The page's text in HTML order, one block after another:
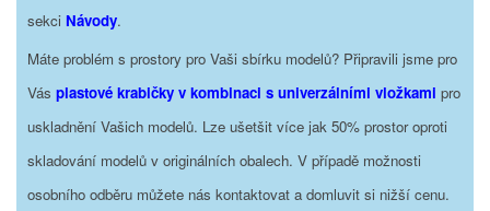
sekci Návody.
Máte problém s prostory pro Vaši sbírku modelů? Připravili jsme pro
Vás plastové krabičky v kombinaci s univerzálními vložkami pro
uskladnění Vašich modelů. Lze ušetšit více jak 50% prostor oproti
skladování modelů v originálních obalech. V případě možnosti
osobního odběru můžete nás kontaktovat a domluvit si nižší cenu.